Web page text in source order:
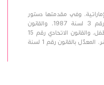
وفي مقدمتها دستور
دولة الإمارات، وقانون العقوبات الاتحادي رقم 3 لسنة 1987، والقانون
الاتحادي رقم 3 لسنة 2016 بشأن حقوق الطفل، والقانون الاتحادي رقم 15
لسنة 2006 بشأن مكافحة جرائم الاتجار بالبشر، المعدّل بالقانون رقم 1 لسنة